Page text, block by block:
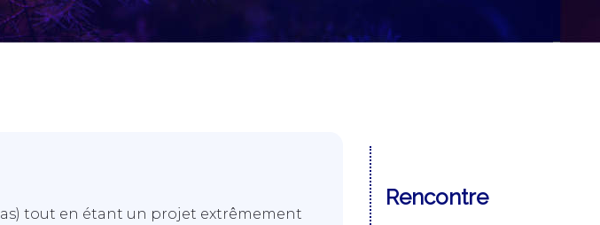
tout en étant un projet extrêmement
Rencontre